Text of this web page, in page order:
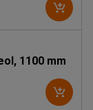
1100 mm